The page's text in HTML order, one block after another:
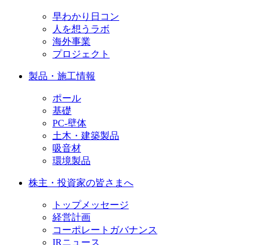
早わかり日コン
人を想うラボ
海外事業
プロジェクト
製品・施工情報
ポール
基礎
PC-壁体
土木・建築製品
吸音材
環境製品
株主・投資家の皆さまへ
トップメッセージ
経営計画
コーポレートガバナンス
IRニュース